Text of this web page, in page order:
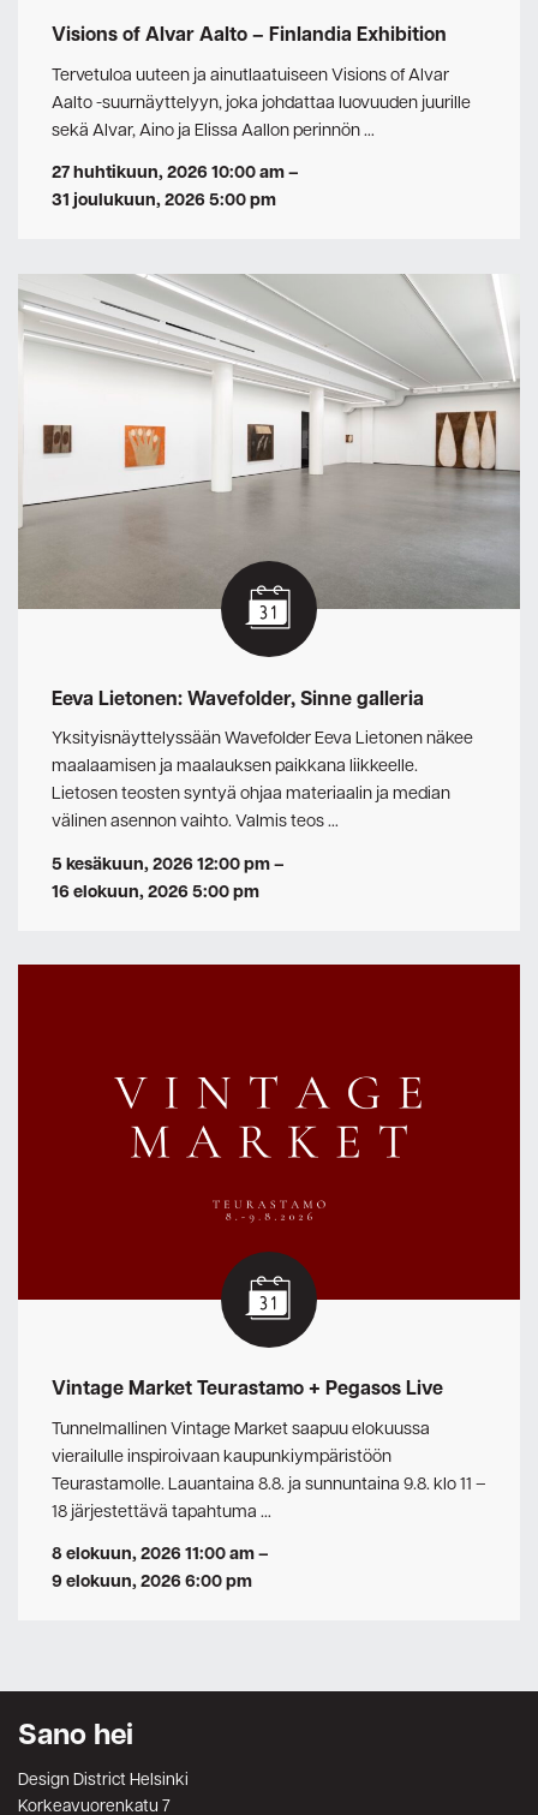
Visions of Alvar Aalto – Finlandia Exhibition
Tervetuloa uuteen ja ainutlaatuiseen Visions of Alvar
Aalto -suurnäyttelyyn, joka johdattaa luovuuden juurille
sekä Alvar, Aino ja Elissa Aallon perinnön …
27 huhtikuun, 2026 10:00 am–
31 joulukuun, 2026 5:00 pm
Eeva Lietonen: Wavefolder, Sinne galleria
Yksityisnäyttelyssään Wavefolder Eeva Lietonen näkee
maalaamisen ja maalauksen paikkana liikkeelle.
Lietosen teosten syntyä ohjaa materiaalin ja median
välinen asennon vaihto. Valmis teos …
5 kesäkuun, 2026 12:00 pm–
16 elokuun, 2026 5:00 pm
Vintage Market Teurastamo + Pegasos Live
Tunnelmallinen Vintage Market saapuu elokuussa
vierailulle inspiroivaan kaupunkiympäristöön
Teurastamolle. Lauantaina 8.8. ja sunnuntaina 9.8. klo 11 –
18 järjestettävä tapahtuma …
8 elokuun, 2026 11:00 am–
9 elokuun, 2026 6:00 pm
Sano hei
Design District Helsinki
Korkeavuorenkatu 7